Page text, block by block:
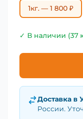
1кг. — 1 800 ₽
✓ В наличии (37
Доставка в
России.